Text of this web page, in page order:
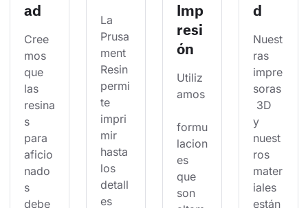
ad
Cree
mos
que
las
resina
s
para
aficio
nado
s
debe
La
Prusa
ment
Resin
permi
te
impri
mir
hasta
los
detall
es
Imp
resi
ón
Utiliz
amos
formu
lacion
es
que
son
d
Nuest
ras
impre
soras
3D
y
nuest
ros
mater
iales
están